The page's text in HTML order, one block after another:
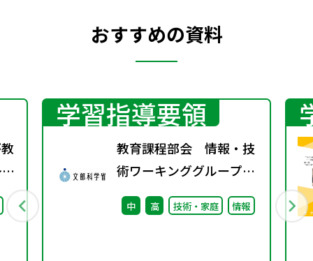
おすすめの資料
学習指導要領
教育課程部会 情報・技
術ワーキンググループ
（第2回） 配付資料
中 高 技術・家庭 情報